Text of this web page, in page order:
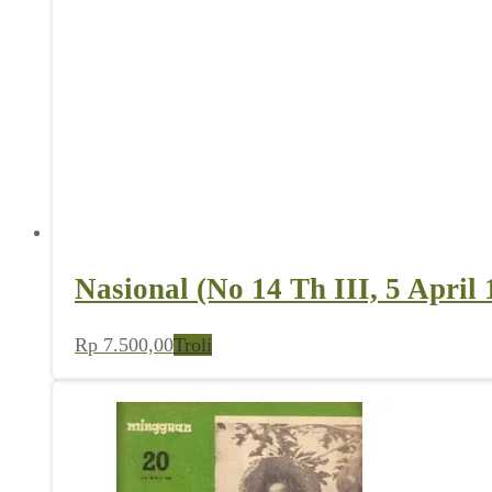
Nasional (No 14 Th III, 5 April
Rp 7.500,00Troli